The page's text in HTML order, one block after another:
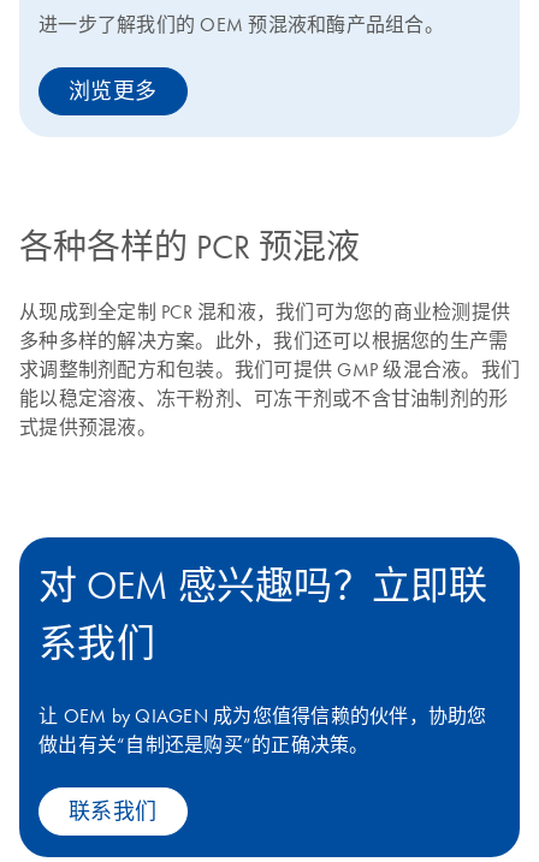
进一步了解我们的 OEM 预混液和酶产品组合。
浏览更多
各种各样的 PCR 预混液
从现成到全定制 PCR 混和液，我们可为您的商业检测提供
多种多样的解决方案。此外，我们还可以根据您的生产需
求调整制剂配方和包装。我们可提供 GMP 级混合液。我们
能以稳定溶液、冻干粉剂、可冻干剂或不含甘油制剂的形
式提供预混液。
对 OEM 感兴趣吗？立即联
系我们
让 OEM by QIAGEN 成为您值得信赖的伙伴，协助您
做出有关“自制还是购买”的正确决策。
联系我们